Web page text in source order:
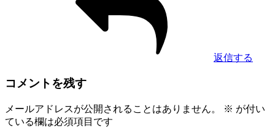
返信する
コメントを残す
メールアドレスが公開されることはありません。 ※ が付い
ている欄は必須項目です